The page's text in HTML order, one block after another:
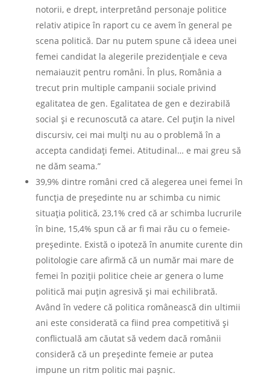
notorii, e drept, interpretând personaje politice
relativ atipice în raport cu ce avem în general pe
scena politică. Dar nu putem spune că ideea unei
femei candidat la alegerile prezidenţiale e ceva
nemaiauzit pentru români. În plus, România a
trecut prin multiple campanii sociale privind
egalitatea de gen. Egalitatea de gen e dezirabilă
social şi e recunoscută ca atare. Cel puţin la nivel
discursiv, cei mai mulţi nu au o problemă în a
accepta candidaţi femei. Atitudinal… e mai greu să
ne dăm seama.”
39,9% dintre români cred că alegerea unei femei în
funcţia de preşedinte nu ar schimba cu nimic
situaţia politică, 23,1% cred că ar schimba lucrurile
în bine, 15,4% spun că ar fi mai rău cu o femeie-
preşedinte. Există o ipoteză în anumite curente din
politologie care afirmă că un număr mai mare de
femei în poziţii politice cheie ar genera o lume
politică mai puţin agresivă şi mai echilibrată.
Având în vedere că politica românească din ultimii
ani este considerată ca fiind prea competitivă şi
conflictuală am căutat să vedem dacă românii
consideră că un preşedinte femeie ar putea
impune un ritm politic mai paşnic.